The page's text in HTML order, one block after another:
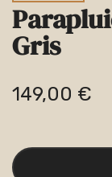
Passer
au
de
d’images
Gris
149,00 €